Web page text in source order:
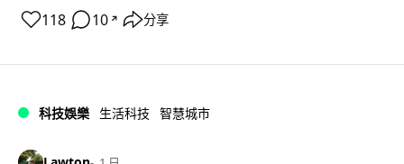
118 10 ↗ 分享
科技娛樂 生活科技 智慧城市